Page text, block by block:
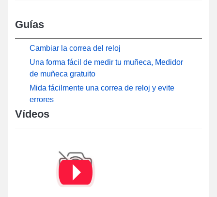
Guías
Cambiar la correa del reloj
Una forma fácil de medir tu muñeca, Medidor
de muñeca gratuito
Mida fácilmente una correa de reloj y evite
errores
Vídeos